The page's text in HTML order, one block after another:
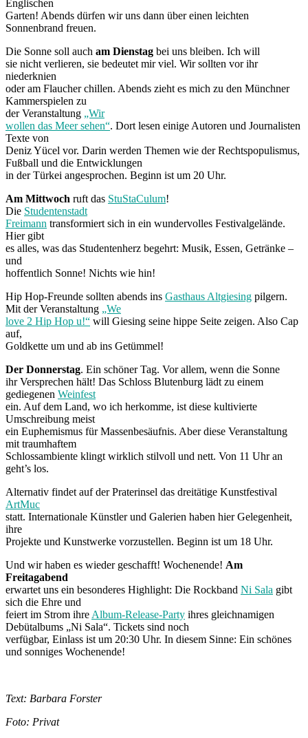
Englischen
Garten! Abends dürfen wir uns dann über einen leichten
Sonnenbrand freuen.
Die Sonne soll auch am Dienstag bei uns bleiben. Ich will
sie nicht verlieren, sie bedeutet mir viel. Wir sollten vor ihr
niederknien
oder am Flaucher chillen. Abends zieht es mich zu den Münchner
Kammerspielen zu
der Veranstaltung „Wir
wollen das Meer sehen“. Dort lesen einige Autoren und Journalisten
Texte von
Deniz Yücel vor. Darin werden Themen wie der Rechtspopulismus,
Fußball und die Entwicklungen
in der Türkei angesprochen. Beginn ist um 20 Uhr.
Am Mittwoch ruft das StuStaCulum!
Die Studentenstadt
Freimann transformiert sich in ein wundervolles Festivalgelände.
Hier gibt
es alles, was das Studentenherz begehrt: Musik, Essen, Getränke –
und
hoffentlich Sonne! Nichts wie hin!
Hip Hop-Freunde sollten abends ins Gasthaus Altgiesing pilgern.
Mit der Veranstaltung „We
love 2 Hip Hop u!“ will Giesing seine hippe Seite zeigen. Also Cap
auf,
Goldkette um und ab ins Getümmel!
Der Donnerstag. Ein schöner Tag. Vor allem, wenn die Sonne
ihr Versprechen hält! Das Schloss Blutenburg lädt zu einem
gediegenen Weinfest
ein. Auf dem Land, wo ich herkomme, ist diese kultivierte
Umschreibung meist
ein Euphemismus für Massenbesäufnis. Aber diese Veranstaltung
mit traumhaftem
Schlossambiente klingt wirklich stilvoll und nett. Von 11 Uhr an
geht’s los.
Alternativ findet auf der Praterinsel das dreitätige Kunstfestival
ArtMuc
statt. Internationale Künstler und Galerien haben hier Gelegenheit,
ihre
Projekte und Kunstwerke vorzustellen. Beginn ist um 18 Uhr.
Und wir haben es wieder geschafft! Wochenende! Am
Freitagabend
erwartet uns ein besonderes Highlight: Die Rockband Ni Sala gibt
sich die Ehre und
feiert im Strom ihre Album-Release-Party ihres gleichnamigen
Debütalbums „Ni Sala“. Tickets sind noch
verfügbar, Einlass ist um 20:30 Uhr. In diesem Sinne: Ein schönes
und sonniges Wochenende!
Text: Barbara Forster
Foto: Privat